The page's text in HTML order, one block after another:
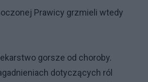
Prawicy grzmieli wtedy
gorsze od choroby.
dotyczących ról